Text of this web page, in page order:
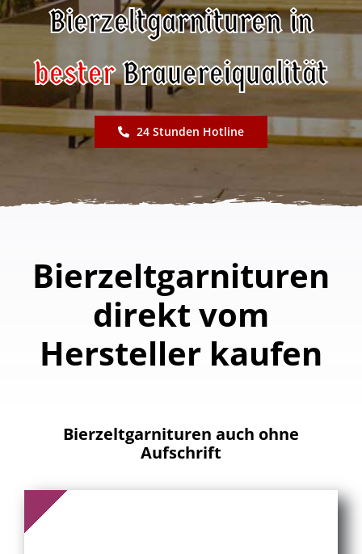
Kontakt
Bierzeltgarnituren in
besterBrauereiqualität
24 Stunden Hotline
Bierzeltgarnituren
direkt vom
Hersteller kaufen
Bierzeltgarnituren auch ohne
Aufschrift